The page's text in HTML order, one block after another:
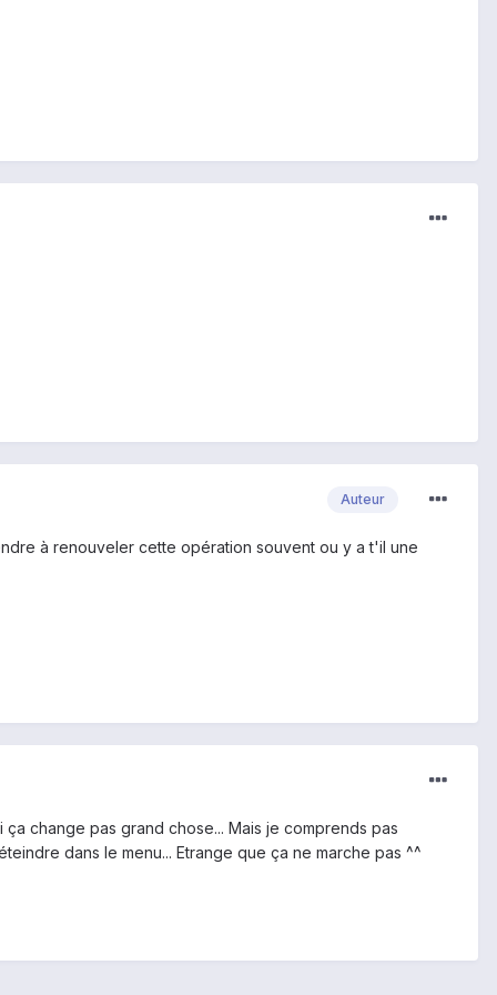
Auteur
à renouveler cette opération souvent ou y a t'il une
change pas grand chose... Mais je comprends pas
dans le menu... Etrange que ça ne marche pas ^^